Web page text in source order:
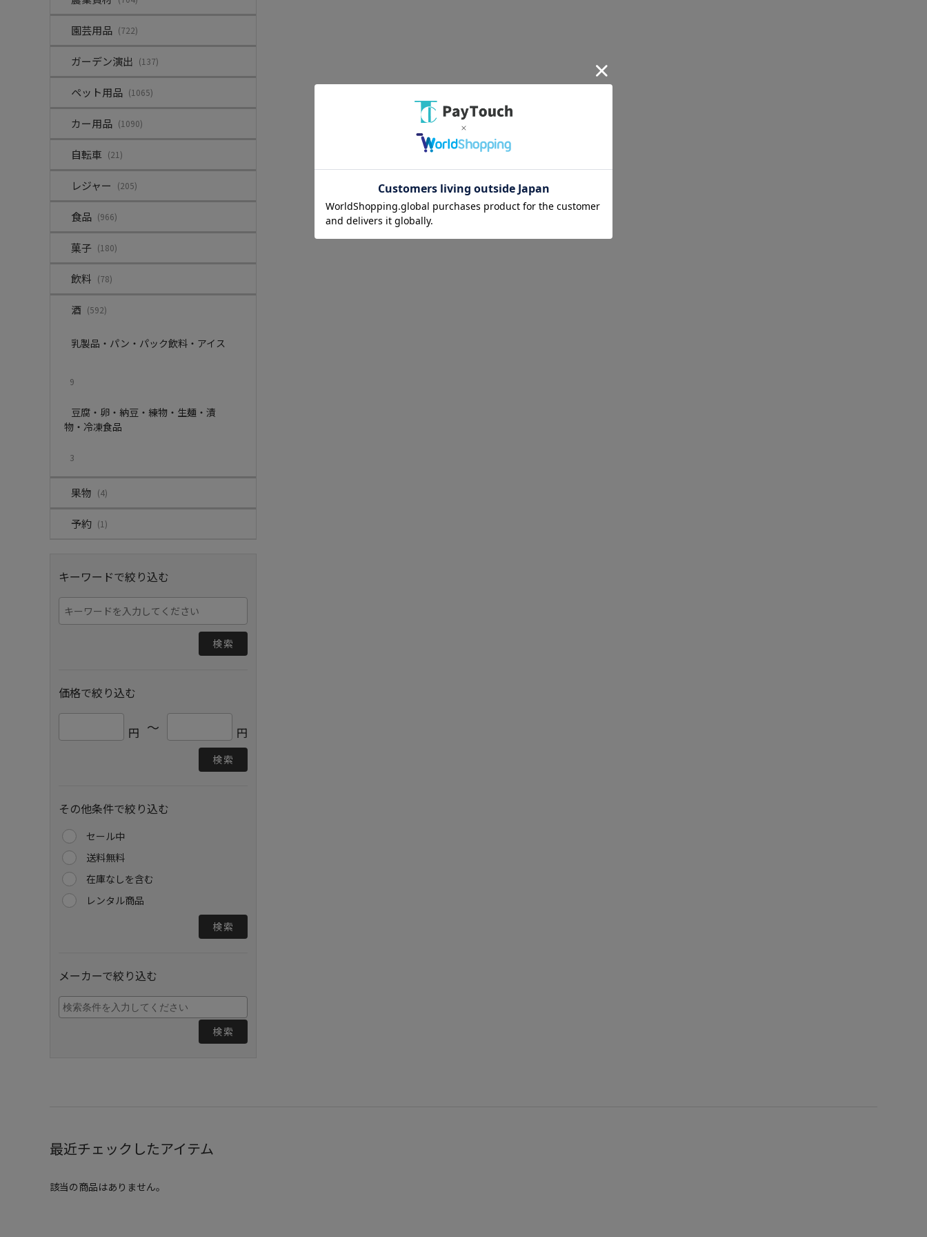
園芸用品 (722)
ガーデン演出 (137)
ペット用品 (1065)
カー用品 (1090)
自転車 (21)
レジャー (205)
食品 (966)
菓子 (180)
飲料 (78)
酒 (592)
乳製品・パン・パック飲料・アイス
9
豆腐・卵・納豆・練物・生麺・漬
物・冷凍食品
3
果物 (4)
予約 (1)
キーワードで絞り込む
検索
価格で絞り込む
円 ～ 円
検索
その他条件で絞り込む
セール中
送料無料
在庫なしを含む
レンタル商品
検索
メーカーで絞り込む
検索
最近チェックしたアイテム
該当の商品はありません。